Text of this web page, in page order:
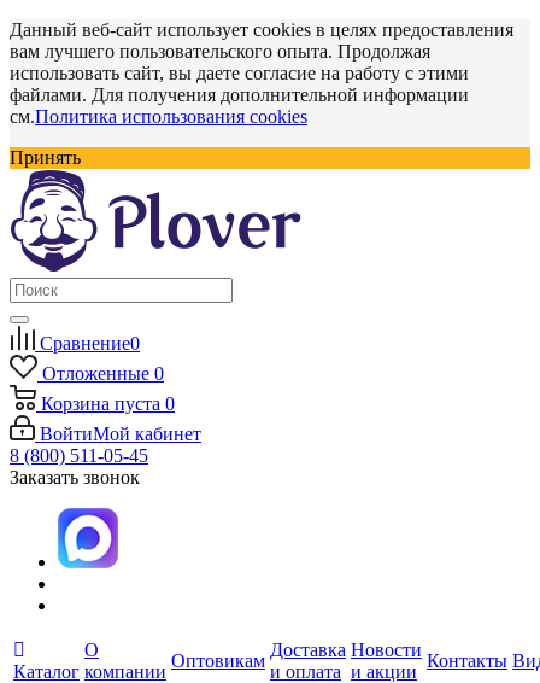
Данный веб-сайт использует cookies в целях предоставления
вам лучшего пользовательского опыта. Продолжая
использовать сайт, вы даете согласие на работу с этими
файлами. Для получения дополнительной информации
см.Политика использования cookies
Принять
Сравнение0
Отложенные 0
Корзина пуста 0
ВойтиМой кабинет
8 (800) 511-05-45
Заказать звонок
Каталог
О
компании
Оптовикам
Доставка
и оплата
Новости
и акции
Контакты